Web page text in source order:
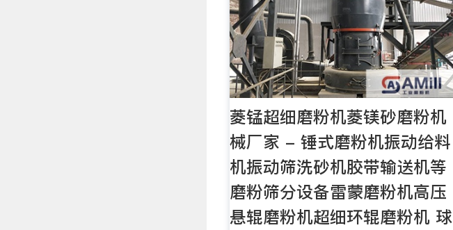
菱锰超细磨粉机菱镁砂磨粉机
械厂家 - 锤式磨粉机振动给料
机振动筛洗砂机胶带输送机等
磨粉筛分设备雷蒙磨粉机高压
悬辊磨粉机超细环辊磨粉机 球